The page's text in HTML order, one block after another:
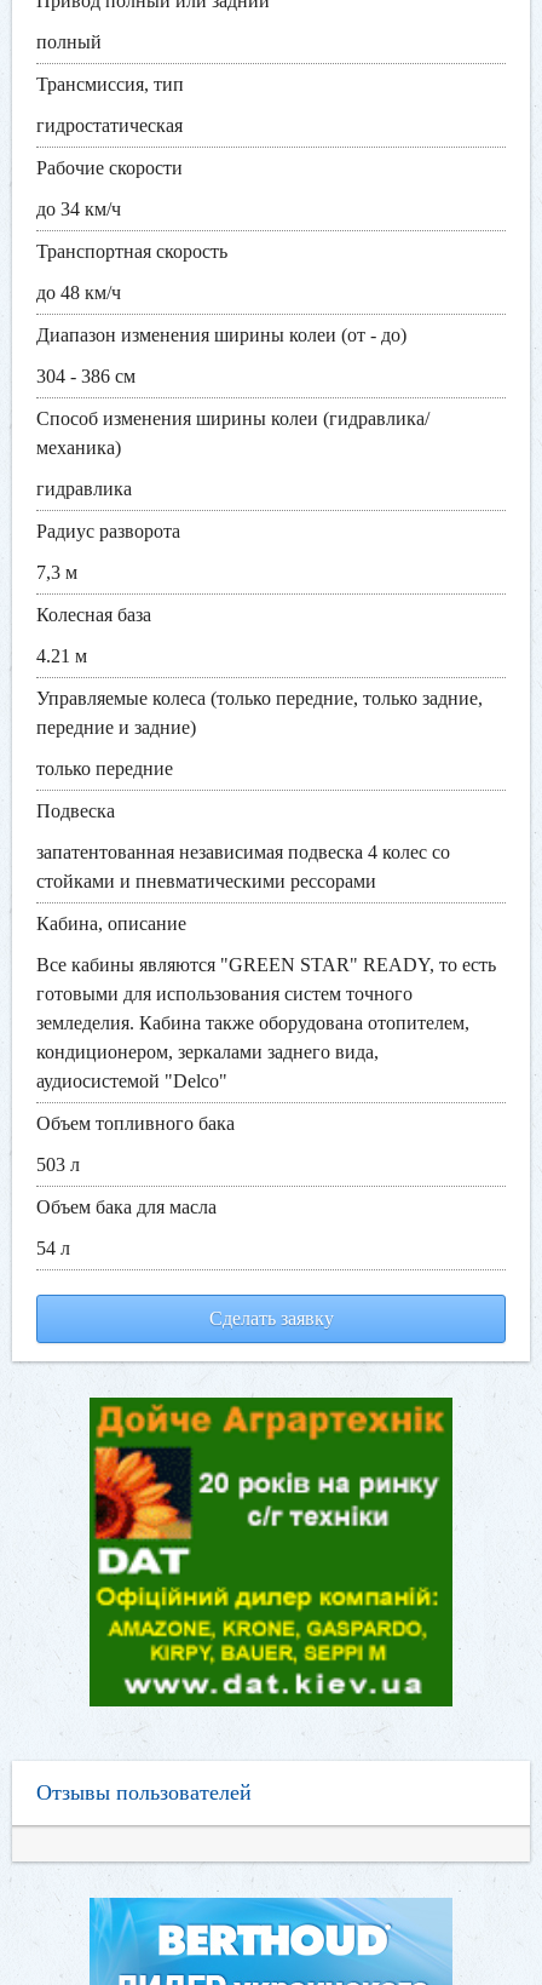
полный
Трансмиссия, тип
гидростатическая
Рабочие скорости
до 34 км/ч
Транспортная скорость
до 48 км/ч
Диапазон изменения ширины колеи (от - до)
304 - 386 см
Способ изменения ширины колеи (гидравлика/
механика)
гидравлика
Радиус разворота
7,3 м
Колесная база
4.21 м
Управляемые колеса (только передние, только задние,
передние и задние)
только передние
Подвеска
запатентованная независимая подвеска 4 колес со
стойками и пневматическими рессорами
Кабина, описание
Все кабины являются "GREEN STAR" READY, то есть
готовыми для использования систем точного
земледелия. Кабина также оборудована отопителем,
кондиционером, зеркалами заднего вида,
аудиосистемой "Delco"
Объем топливного бака
503 л
Объем бака для масла
54 л
Сделать заявку
Отзывы пользователей